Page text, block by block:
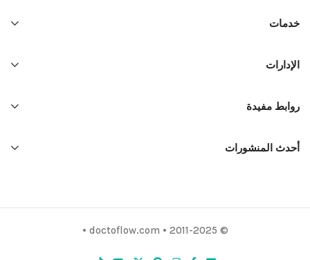
خدمات
الإدارات
روابط مفيدة
أحدث المنشورات
© 2011-2025 • doctoflow.com •